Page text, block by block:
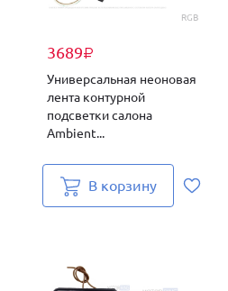
RGB
3689₽
Универсальная неоновая
лента контурной
подсветки салона
Ambient...
В корзину